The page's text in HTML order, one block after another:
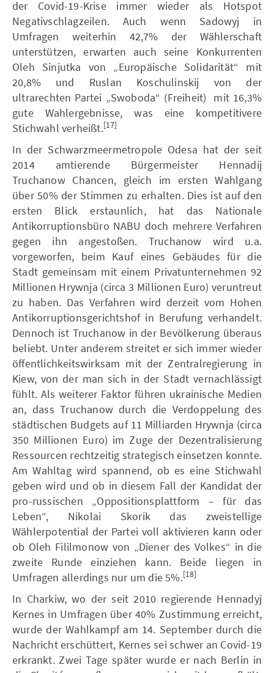
der Covid-19-Krise immer wieder als Hotspot
Negativschlagzeilen. Auch wenn Sadowyj in
Umfragen weiterhin 42,7% der Wählerschaft
unterstützen, erwarten auch seine Konkurrenten
Oleh Sinjutka von „Europäische Solidarität“ mit
20,8% und Ruslan Koschulinskij von der
ultrarechten Partei „Swoboda“ (Freiheit) mit 16,3%
gute Wahlergebnisse, was eine kompetitivere
Stichwahl verheißt.[17]
In der Schwarzmeermetropole Odesa hat der seit
2014 amtierende Bürgermeister Hennadij
Truchanow Chancen, gleich im ersten Wahlgang
über 50% der Stimmen zu erhalten. Dies ist auf den
ersten Blick erstaunlich, hat das Nationale
Antikorruptionsbüro NABU doch mehrere Verfahren
gegen ihn angestoßen. Truchanow wird u.a.
vorgeworfen, beim Kauf eines Gebäudes für die
Stadt gemeinsam mit einem Privatunternehmen 92
Millionen Hrywnja (circa 3 Millionen Euro) veruntreut
zu haben. Das Verfahren wird derzeit vom Hohen
Antikorruptionsgerichtshof in Berufung verhandelt.
Dennoch ist Truchanow in der Bevölkerung überaus
beliebt. Unter anderem streitet er sich immer wieder
öffentlichkeitswirksam mit der Zentralregierung in
Kiew, von der man sich in der Stadt vernachlässigt
fühlt. Als weiterer Faktor führen ukrainische Medien
an, dass Truchanow durch die Verdoppelung des
städtischen Budgets auf 11 Milliarden Hrywnja (circa
350 Millionen Euro) im Zuge der Dezentralisierung
Ressourcen rechtzeitig strategisch einsetzen konnte.
Am Wahltag wird spannend, ob es eine Stichwahl
geben wird und ob in diesem Fall der Kandidat der
pro-russischen „Oppositionsplattform – für das
Leben“, Nikolai Skorik das zweistellige
Wählerpotential der Partei voll aktivieren kann oder
ob Oleh Fililmonow von „Diener des Volkes“ in die
zweite Runde einziehen kann. Beide liegen in
Umfragen allerdings nur um die 5%.[18]
In Charkiw, wo der seit 2010 regierende Hennadyj
Kernes in Umfragen über 40% Zustimmung erreicht,
wurde der Wahlkampf am 14. September durch die
Nachricht erschüttert, Kernes sei schwer an Covid-19
erkrankt. Zwei Tage später wurde er nach Berlin in